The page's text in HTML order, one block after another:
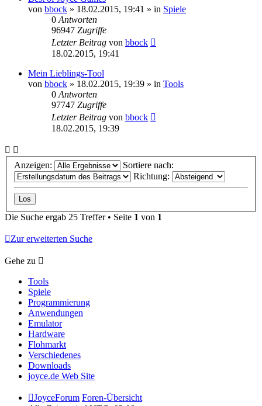
von bbock » 18.02.2015, 19:41 » in Spiele
0 Antworten
96947 Zugriffe
Letzter Beitrag von bbock
18.02.2015, 19:41
Mein Lieblings-Tool
von bbock » 18.02.2015, 19:39 » in Tools
0 Antworten
97747 Zugriffe
Letzter Beitrag von bbock
18.02.2015, 19:39
Anzeigen:
Sortiere nach:
Richtung:
Die Suche ergab 25 Treffer • Seite 1 von 1
Zur erweiterten Suche
Gehe zu
Tools
Spiele
Programmierung
Anwendungen
Emulator
Hardware
Flohmarkt
Verschiedenes
Downloads
joyce.de Web Site
JoyceForum Foren-Übersicht